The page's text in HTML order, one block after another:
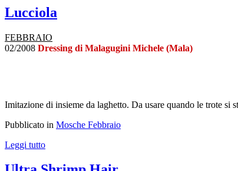
Lucciola
FEBBRAIO
02/2008 Dressing di Malagugini Michele (Mala)
Imitazione di insieme da laghetto. Da usare quando le trote si
Pubblicato in Mosche Febbraio
Leggi tutto